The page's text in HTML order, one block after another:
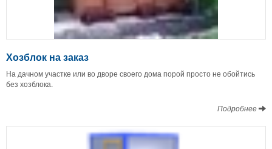
Хозблок на заказ
На дачном участке или во дворе своего дома порой просто не обойтись
без хозблока.
Подробнее